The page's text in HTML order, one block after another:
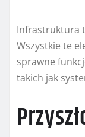
Infrastruktura
Wszystkie te
sprawne
takich jak